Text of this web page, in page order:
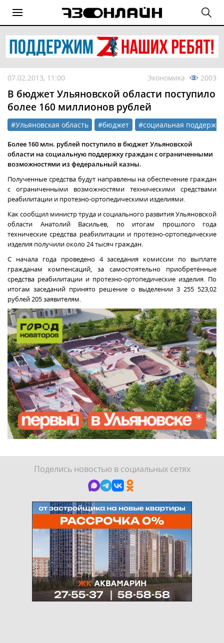
07.02.2013, 11:00 Экономика 2003
В бюджет Ульяновской области поступило
более 160 миллионов рублей
#Ульяновская область #бюджет #социальная поддержка
Более 160 млн. рублей поступило вбюджет Ульяновской
области на социальную поддержку граждан с ограниченными
возможностями из федеральный казны.
Полученные средства будут направлены на обеспечение граждан
с ограниченными возможностями техническими средствами
реабилитации и протезно-ортопедическими изделиями.
Как сообщил министр труда и социального развития Ульяновской
области Анатолий Васильев, по итогам прошлого года
технические средства реабилитации и протезно-ортопедические
изделия получили около 24 тысяч граждан.
С начала года проведено 4 заседания комиссии по выплате
гражданам компенсаций, за самостоятельно приобретённые
средства реабилитации и протезно-ортопедические изделия. По
итогам заседаний принято решение о выделении 3 255 523,02
рублей 205 заявителям.
Поделись новостью в социальных сетях